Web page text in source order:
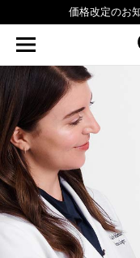
価格改定のお